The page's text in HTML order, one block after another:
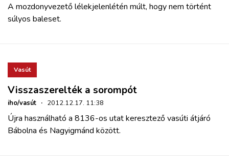
A mozdonyvezető lélekjelenlétén múlt, hogy nem történt
súlyos baleset.
Vasút
Visszaszerelték a sorompót
iho/vasút · 2012.12.17. 11:38
Újra használható a 8136-os utat keresztező vasúti átjáró
Bábolna és Nagyigmánd között.